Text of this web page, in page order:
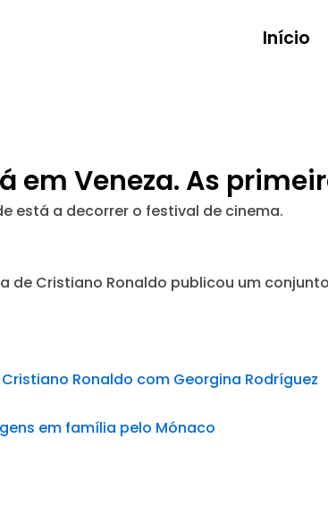
Início
em Veneza. As
está a decorrer o festival de cinema.
de Cristiano Ronaldo publicou um
Ronaldo com Georgina Rodríguez
em família pelo Mónaco